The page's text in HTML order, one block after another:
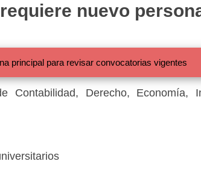
nuevo
principal para revisar convocatorias vigentes
Derecho, Economía,